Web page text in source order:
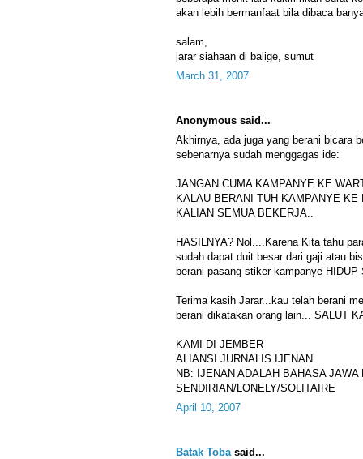
akan lebih bermanfaat bila dibaca
salam,
jarar siahaan di balige, sumut
March 31, 2007
Anonymous said...
Akhirnya, ada juga yang berani bicara
sebenarnya sudah menggagas ide:
JANGAN CUMA KAMPANYE KE
KALAU BERANI TUH KAMPANYE KE
KALIAN SEMUA BEKERJA..
HASILNYA? Nol....Karena Kita tahu
sudah dapat duit besar dari gaji atau
berani pasang stiker kampanye HIDUP
Terima kasih Jarar...kau telah berani
berani dikatakan orang lain... SALUT
KAMI DI JEMBER
ALIANSI JURNALIS IJENAN
NB: IJENAN ADALAH BAHASA JAWA
SENDIRIAN/LONELY/SOLITAIRE
April 10, 2007
Batak Toba said...